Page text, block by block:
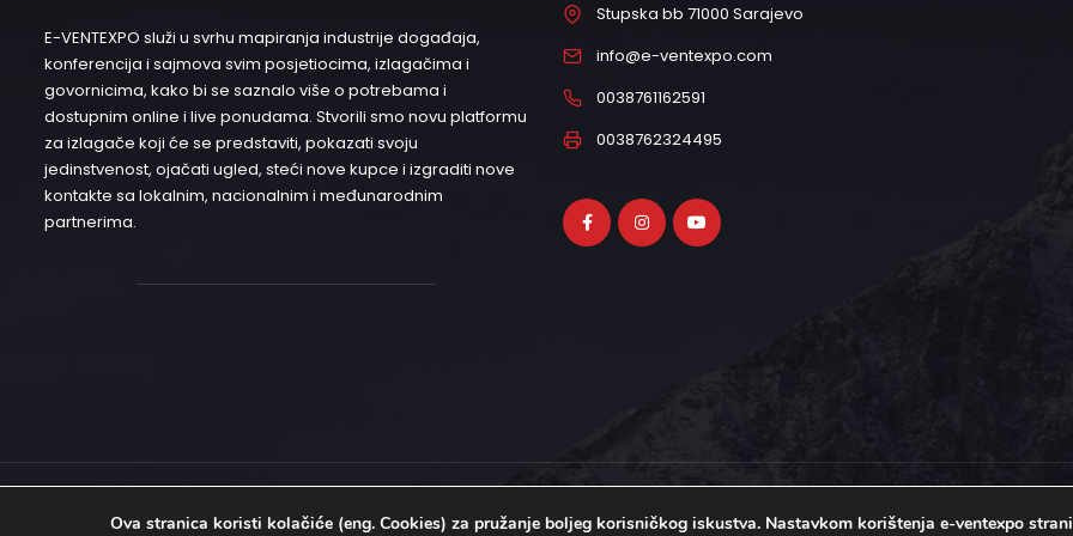
E-VENTEXPO služi u svrhu mapiranja industrije događaja,
konferencija i sajmova svim posjetiocima, izlagačima i
govornicima, kako bi se saznalo više o potrebama i
dostupnim online i live ponudama. Stvorili smo novu platformu
za izlagače koji će se predstaviti, pokazati svoju
jedinstvenost, ojačati ugled, steći nove kupce i izgraditi nove
kontakte sa lokalnim, nacionalnim i međunarodnim
partnerima.
Stupska bb 71000 Sarajevo
info@e-ventexpo.com
0038761162591
0038762324495
© 2020 E-ventexpo – Sva prava zadržana | Development EBTEH
Ova stranica koristi kolačiće (eng. Cookies) za pružanje boljeg korisničkog iskustva. Nastavkom korištenja e-ventexpo